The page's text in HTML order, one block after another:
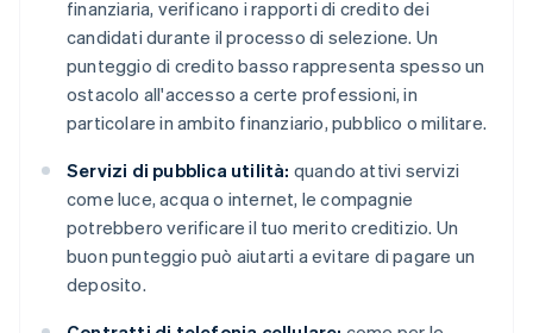
finanziaria, verificano i rapporti di credito dei
candidati durante il processo di selezione. Un
punteggio di credito basso rappresenta spesso un
ostacolo all'accesso a certe professioni, in
particolare in ambito finanziario, pubblico o militare.
Servizi di pubblica utilità: quando attivi servizi
come luce, acqua o internet, le compagnie
potrebbero verificare il tuo merito creditizio. Un
buon punteggio può aiutarti a evitare di pagare un
deposito.